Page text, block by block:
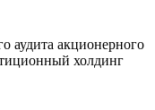
аудита акционерного
холдинг